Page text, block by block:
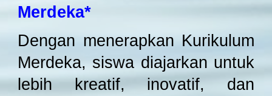
Merdeka*
Dengan menerapkan Kurikulum
Merdeka, siswa diajarkan untuk
lebih kreatif, inovatif, dan